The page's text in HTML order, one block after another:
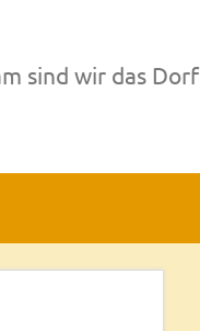
sind wir das Dorf